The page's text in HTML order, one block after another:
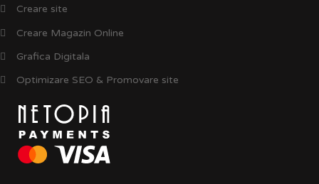
Creare site
Creare Magazin Online
Grafica Digitala
Optimizare SEO & Promovare site